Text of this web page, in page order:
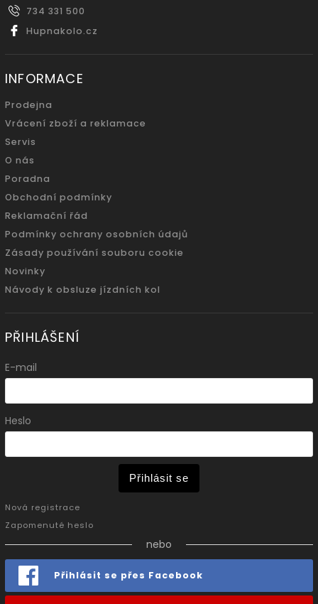
734 331 500
Hupnakolo.cz
INFORMACE
Prodejna
Vrácení zboží a reklamace
Servis
O nás
Poradna
Obchodní podmínky
Reklamační řád
Podmínky ochrany osobních údajů
Zásady používání souboru cookie
Novinky
Návody k obsluze jízdních kol
PŘIHLÁŠENÍ
E-mail
Heslo
Přihlásit se
Nová registrace
Zapomenuté heslo
nebo
Přihlásit se přes Facebook